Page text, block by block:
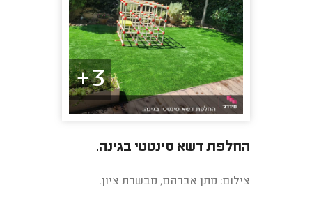
3+
החלפת דשא סינטטי בגינה.
צילום: מתן אברהם, מבשרת ציון.